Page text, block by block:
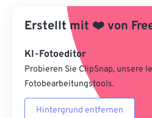
Aus Vorgabe anwenden
Als Vorgabe speichern
Erstellt mit ❤️von
KI-Fotoeditor
Probieren Sie ClipSnap, unsere
Fotobearbeitungstools.
Hintergrund entfernen